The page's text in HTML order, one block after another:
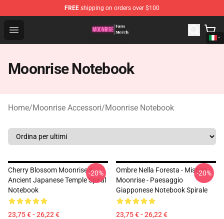
FREE shipping on orders over $100
Open menu
Moonrise Store - Official Moonrise Merchandise Shop
Moonrise Notebook
Home/Moonrise Accessori/Moonrise Notebook
Cherry Blossom Moonrise A
Ancient Japanese Temple Spiral
Notebook
23,75 € - 26,22 €
-20%
Ombre Nella Foresta - Mistico
Moonrise - Paesaggio
Giapponese Notebook Spirale
23,75 € - 26,22 €
-20%